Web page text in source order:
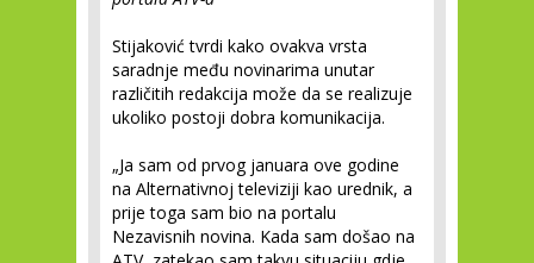
Stijaković tvrdi kako ovakva vrsta
saradnje među novinarima unutar
različitih redakcija može da se realizuje
ukoliko postoji dobra komunikacija.
„Ja sam od prvog januara ove godine
na Alternativnoj televiziji kao urednik, a
prije toga sam bio na portalu
Nezavisnih novina. Kada sam došao na